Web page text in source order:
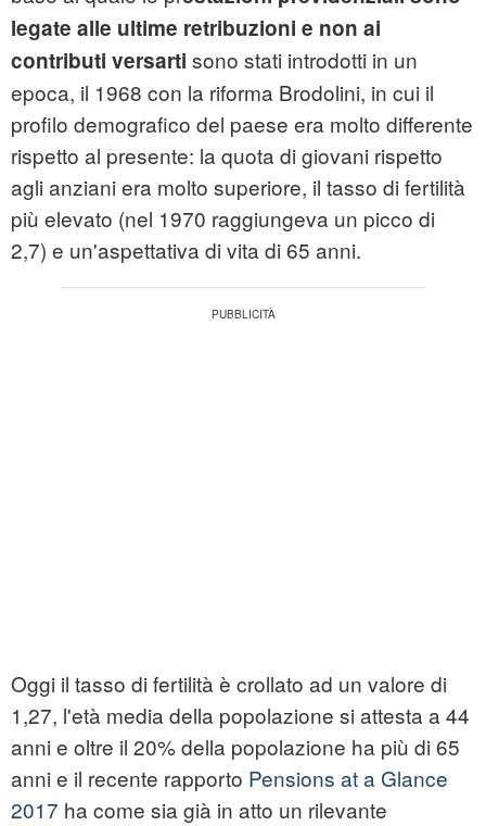
legate alle ultime retribuzioni e non ai
contributi versarti sono stati introdotti in un
epoca, il 1968 con la riforma Brodolini, in cui il
profilo demografico del paese era molto differente
rispetto al presente: la quota di giovani rispetto
agli anziani era molto superiore, il tasso di fertilità
più elevato (nel 1970 raggiungeva un picco di
2,7) e un'aspettativa di vita di 65 anni.
Oggi il tasso di fertilità è crollato ad un valore di
1,27, l'età media della popolazione si attesta a 44
anni e oltre il 20% della popolazione ha più di 65
anni e il recente rapporto Pensions at a Glance
2017 ha come sia già in atto un rilevante